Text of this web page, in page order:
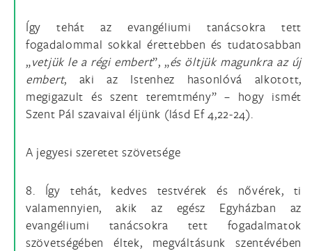
Így tehát az evangéliumi tanácsokra tett
fogadalommal sokkal érettebben és tudatosabban
„vetjük le a régi embert”, „és öltjük magunkra az új
embert, aki az Istenhez hasonlóvá alkotott,
megigazult és szent teremtmény” – hogy ismét
Szent Pál szavaival éljünk (lásd Ef 4,22-24).
A jegyesi szeretet szövetsége
8. Így tehát, kedves testvérek és nővérek, ti
valamennyien, akik az egész Egyházban az
evangéliumi tanácsokra tett fogadalmatok
szövetségében éltek, megváltásunk szentévében